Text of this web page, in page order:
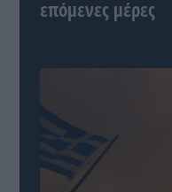
επόμενες μέρες